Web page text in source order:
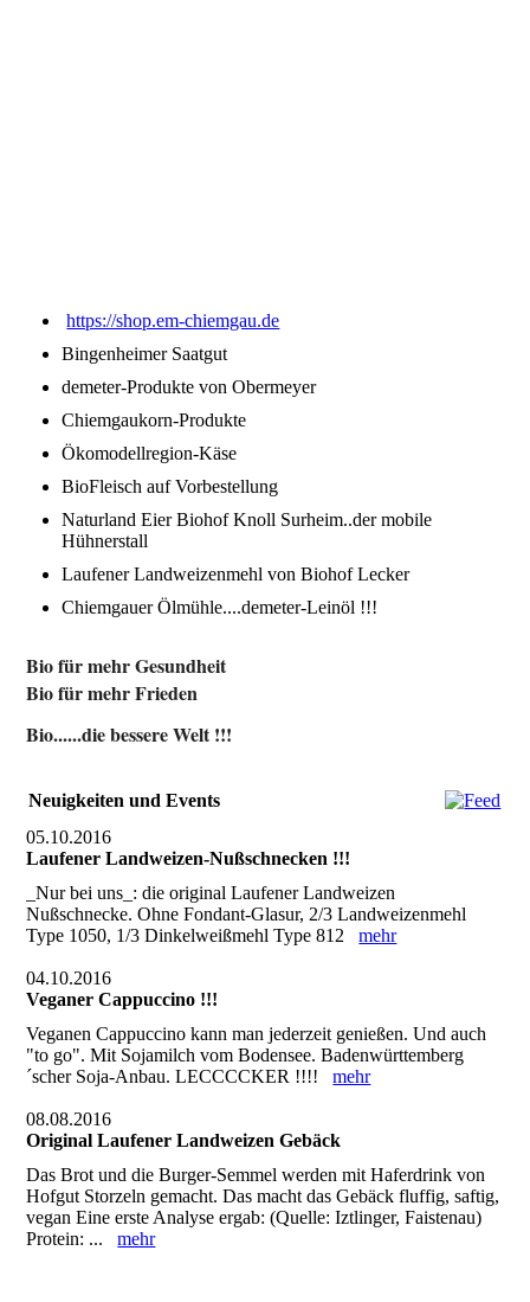
https://shop.em-chiemgau.de
Bingenheimer Saatgut
demeter-Produkte von Obermeyer
Chiemgaukorn-Produkte
Ökomodellregion-Käse
BioFleisch auf Vorbestellung
Naturland Eier Biohof Knoll Surheim..der mobile
Hühnerstall
Laufener Landweizenmehl von Biohof Lecker
Chiemgauer Ölmühle....demeter-Leinöl !!!
Bio für mehr Gesundheit
Bio für mehr Frieden
Bio......die bessere Welt !!!
Neuigkeiten und Events
05.10.2016
Laufener Landweizen-Nußschnecken !!!
_Nur bei uns_: die original Laufener Landweizen
Nußschnecke. Ohne Fondant-Glasur, 2/3 Landweizenmehl
Type 1050, 1/3 Dinkelweißmehl Type 812mehr
04.10.2016
Veganer Cappuccino !!!
Veganen Cappuccino kann man jederzeit genießen. Und auch
"to go". Mit Sojamilch vom Bodensee. Badenwürttemberg
´scher Soja-Anbau. LECCCCKER !!!!mehr
08.08.2016
Original Laufener Landweizen Gebäck
Das Brot und die Burger-Semmel werden mit Haferdrink von
Hofgut Storzeln gemacht. Das macht das Gebäck fluffig, saftig,
vegan Eine erste Analyse ergab: (Quelle: Iztlinger, Faistenau)
Protein: ...mehr